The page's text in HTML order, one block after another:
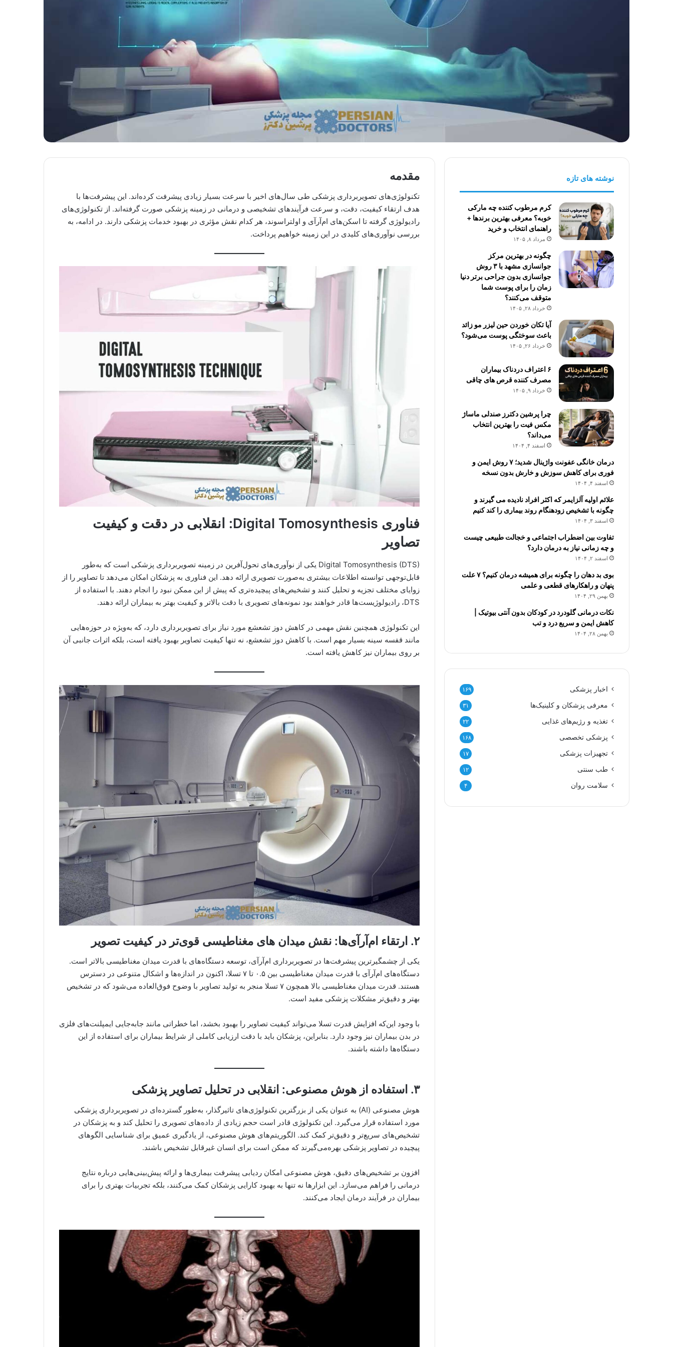
مقدمه
تکنولوژی‌های تصویربرداری پزشکی طی سال‌های اخیر با سرعت بسیار زیادی پیشرفت کرده‌اند. این پیشرفت‌ها با
هدف ارتقاء کیفیت، دقت، و سرعت فرآیندهای تشخیصی و درمانی در زمینه پزشکی صورت گرفته‌اند. از تکنولوژی‌های
رادیولوژی گرفته تا اسکن‌های ام‌آر‌آی و اولتراسوند، هر کدام نقش مؤثری در بهبود خدمات پزشکی دارند. در ادامه، به
بررسی نوآوری‌های کلیدی در این زمینه خواهیم پرداخت.
فناوری Digital Tomosynthesis: انقلابی در دقت و کیفیت
تصاویر
Digital Tomosynthesis (DTS) یکی از نوآوری‌های تحول‌آفرین در زمینه تصویربرداری پزشکی است که به‌طور
قابل‌توجهی توانسته اطلاعات بیشتری به‌صورت تصویری ارائه دهد. این فناوری به پزشکان امکان می‌دهد تا تصاویر را از
زوایای مختلف تجزیه و تحلیل کنند و تشخیص‌های پیچیده‌تری که پیش از این ممکن نبود را انجام دهند. با استفاده از
DTS، رادیولوژیست‌ها قادر خواهند بود نمونه‌های تصویری با دقت بالاتر و کیفیت بهتر به بیماران ارائه دهند.
این تکنولوژی همچنین نقش مهمی در کاهش دوز تشعشع مورد نیاز برای تصویربرداری دارد، که به‌ویژه در حوزه‌هایی
مانند قفسه سینه بسیار مهم است. با کاهش دوز تشعشع، نه تنها کیفیت تصاویر بهبود یافته است، بلکه اثرات جانبی آن
بر روی بیماران نیز کاهش یافته است.
۲. ارتقاء ام‌آر‌آی‌ها: نقش میدان های مغناطیسی قوی‌تر در کیفیت تصویر
یکی از چشمگیرترین پیشرفت‌ها در تصویربرداری ام‌آر‌آی، توسعه دستگاه‌های با قدرت میدان مغناطیسی بالاتر است.
دستگاه‌های ام‌آر‌آی با قدرت میدان مغناطیسی بین ۰.۵ تا ۷ تسلا، اکنون در اندازه‌ها و اشکال متنوعی در دسترس
هستند. قدرت میدان مغناطیسی بالا همچون ۷ تسلا منجر به تولید تصاویر با وضوح فوق‌العاده می‌شود که در تشخیص
بهتر و دقیق‌تر مشکلات پزشکی مفید است.
با وجود این‌که افزایش قدرت تسلا می‌تواند کیفیت تصاویر را بهبود بخشد، اما خطراتی مانند جابه‌جایی ایمپلنت‌های فلزی
در بدن بیماران نیز وجود دارد. بنابراین، پزشکان باید با دقت ارزیابی کاملی از شرایط بیماران برای استفاده از این
دستگاه‌ها داشته باشند.
۳. استفاده از هوش مصنوعی: انقلابی در تحلیل تصاویر پزشکی
هوش مصنوعی (AI) به عنوان یکی از بزرگترین تکنولوژی‌های تاثیرگذار، به‌طور گسترده‌ای در تصویربرداری پزشکی
مورد استفاده قرار می‌گیرد. این تکنولوژی قادر است حجم زیادی از داده‌های تصویری را تحلیل کند و به پزشکان در
تشخیص‌های سریع‌تر و دقیق‌تر کمک کند. الگوریتم‌های هوش مصنوعی، از یادگیری عمیق برای شناسایی الگوهای
پیچیده در تصاویر پزشکی بهره‌می‌گیرند که ممکن است برای انسان غیرقابل تشخیص باشند.
افزون بر تشخیص‌های دقیق، هوش مصنوعی امکان ردیابی پیشرفت بیماری‌ها و ارائه پیش‌بینی‌هایی درباره نتایج
درمانی را فراهم می‌سازد. این ابزارها نه تنها به بهبود کارایی پزشکان کمک می‌کنند، بلکه تجربیات بهتری را برای
بیماران در فرآیند درمان ایجاد می‌کنند.
نوشته های تازه
کرم مرطوب کننده چه مارکی
خوبه؟ معرفی بهترین برندها +
راهنمای انتخاب و خرید
مرداد ۸, ۱۴۰۵
چگونه در بهترین مرکز
جوانسازی مشهد با ۳ روش
جوانسازی بدون جراحی برتر دنیا
زمان را برای پوست شما
متوقف می‌کنند؟
خرداد ۲۸, ۱۴۰۵
آیا تکان خوردن حین لیزر مو زائد
باعث سوختگی پوست می‌شود؟
خرداد ۲۶, ۱۴۰۵
۶ اعتراف دردناک بیماران
مصرف کننده قرص های چاقی
خرداد ۹, ۱۴۰۵
چرا پرشین دکترز صندلی ماساژ
مکس فیت را بهترین انتخاب
می‌داند؟
اسفند ۴, ۱۴۰۴
درمان خانگی عفونت واژینال شدید؛ ۷ روش ایمن و
فوری برای کاهش سوزش و خارش بدون نسخه
اسفند ۴, ۱۴۰۴
علائم اولیه آلزایمر که اکثر افراد نادیده می گیرند و
چگونه با تشخیص زودهنگام روند بیماری را کند کنیم
اسفند ۳, ۱۴۰۴
تفاوت بین اضطراب اجتماعی و خجالت طبیعی چیست
و چه زمانی نیاز به درمان دارد؟
اسفند ۲, ۱۴۰۴
بوی بد دهان را چگونه برای همیشه درمان کنیم؟ ۷ علت
پنهان و راهکارهای قطعی و علمی
بهمن ۲۹, ۱۴۰۴
نکات درمانی گلودرد در کودکان بدون آنتی بیوتیک |
کاهش ایمن و سریع درد و تب
بهمن ۲۸, ۱۴۰۴
اخبار پزشکی ۱۶۹
معرفی پزشکان و کلینیک‌ها ۳۱
تغذیه و رژیم‌های غذایی ۲۲
پزشکی تخصصی ۱۶۸
تجهیزات پزشکی ۱۷
طب سنتی ۱۲
سلامت روان ۴